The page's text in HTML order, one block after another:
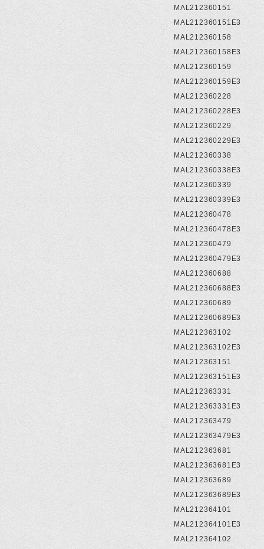
MAL212360151
MAL212360151E3
MAL212360158
MAL212360158E3
MAL212360159
MAL212360159E3
MAL212360228
MAL212360228E3
MAL212360229
MAL212360229E3
MAL212360338
MAL212360338E3
MAL212360339
MAL212360339E3
MAL212360478
MAL212360478E3
MAL212360479
MAL212360479E3
MAL212360688
MAL212360688E3
MAL212360689
MAL212360689E3
MAL212363102
MAL212363102E3
MAL212363151
MAL212363151E3
MAL212363331
MAL212363331E3
MAL212363479
MAL212363479E3
MAL212363681
MAL212363681E3
MAL212363689
MAL212363689E3
MAL212364101
MAL212364101E3
MAL212364102